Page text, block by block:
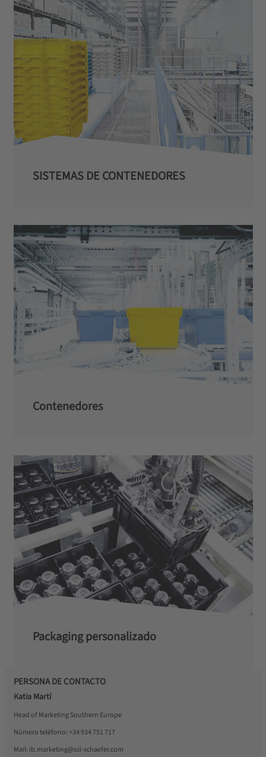
SISTEMAS DE CONTENEDORES
Contenedores
Packaging personalizado
PERSONA DE CONTACTO
Katia Martí
Head of Marketing Southern Europe
Número teléfono: +34 934 751 717
Mail: ib.marketing@ssi-schaefer.com